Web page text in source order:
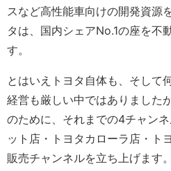
スなど高性能車向けの開発資源
タは、国内シェアNo.1の座を不
す。
とはいえトヨタ自体も、そして
経営も厳しい中ではありました
のために、それまでの4チャン
ット店・トヨタカローラ店・ト
販売チャンネルを立ち上げます。